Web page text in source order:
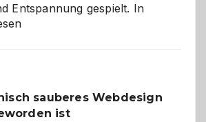
Entspannung gespielt. In
sauberes Webdesign
ist